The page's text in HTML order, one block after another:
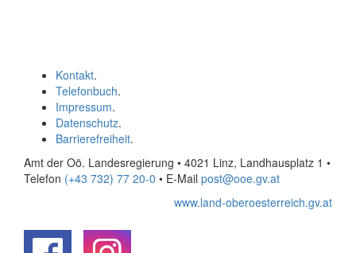
Kontakt.
Telefonbuch.
Impressum.
Datenschutz.
Barrierefreiheit.
Amt der Oö. Landesregierung • 4021 Linz, Landhausplatz 1 •
Telefon (+43 732) 77 20-0 • E-Mail post@ooe.gv.at
www.land-oberoesterreich.gv.at